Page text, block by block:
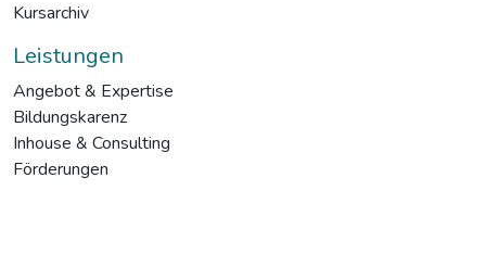
Kursarchiv
Leistungen
Angebot & Expertise
Bildungskarenz
Inhouse & Consulting
Förderungen